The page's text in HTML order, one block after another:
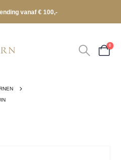
vanaf € 100,-
0